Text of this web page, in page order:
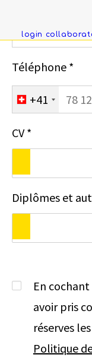
login
Téléphone *
+41
CV *
Diplômes et
En
avoir pris
réserves
Politique